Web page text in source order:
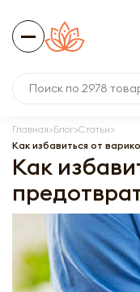
Главная Блог Статьи
Как избавиться от
Как